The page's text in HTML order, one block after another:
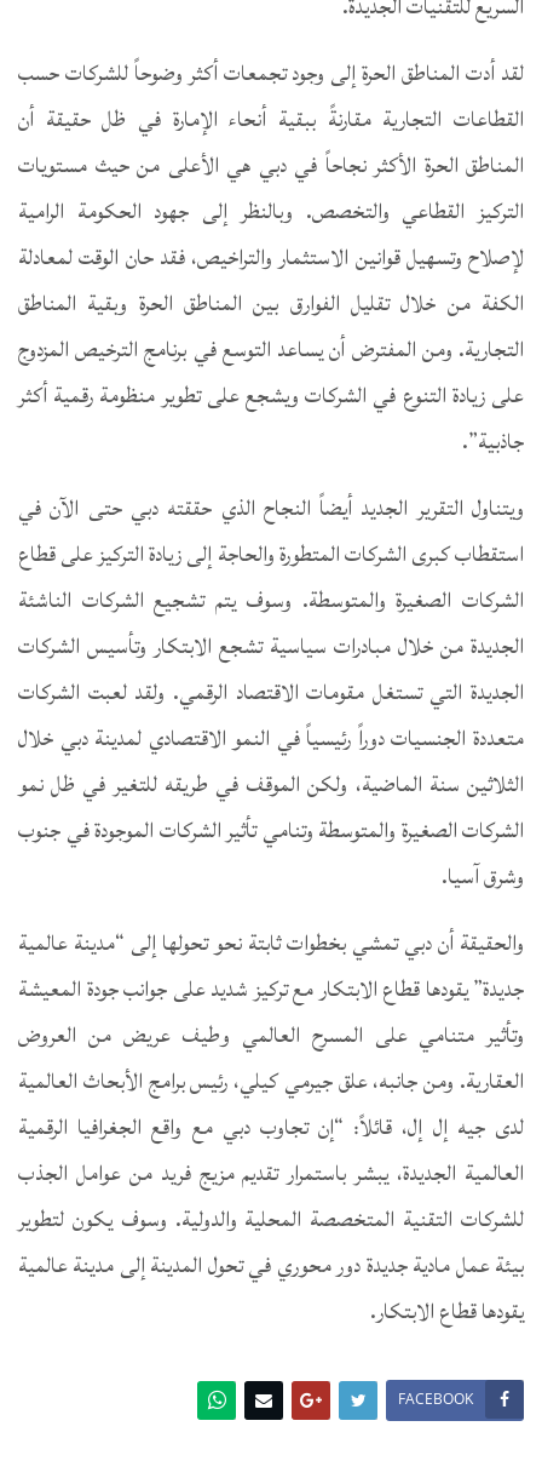
لقد أدت المناطق الحرة إلى وجود تجمعات أكثر وضوحاً للشركات حسب
القطاعات التجارية مقارنةً ببقية أنحاء الإمارة في ظل حقيقة أن
المناطق الحرة الأكثر نجاحاً في دبي هي الأعلى من حيث مستويات
التركيز القطاعي والتخصص. وبالنظر إلى جهود الحكومة الرامية
لإصلاح وتسهيل قوانين الاستثمار والتراخيص، فقد حان الوقت لمعادلة
الكفة من خلال تقليل الفوارق بين المناطق الحرة وبقية المناطق
التجارية. ومن المفترض أن يساعد التوسع في برنامج الترخيص المزدوج
على زيادة التنوع في الشركات ويشجع على تطوير منظومة رقمية أكثر
جاذبية”.
ويتناول التقرير الجديد أيضاً النجاح الذي حققته دبي حتى الآن في
استقطاب كبرى الشركات المتطورة والحاجة إلى زيادة التركيز على قطاع
الشركات الصغيرة والمتوسطة. وسوف يتم تشجيع الشركات الناشئة
الجديدة من خلال مبادرات سياسية تشجع الابتكار وتأسيس الشركات
الجديدة التي تستغل مقومات الاقتصاد الرقمي. ولقد لعبت الشركات
متعددة الجنسيات دوراً رئيسياً في النمو الاقتصادي لمدينة دبي خلال
الثلاثين سنة الماضية، ولكن الموقف في طريقه للتغير في ظل نمو
الشركات الصغيرة والمتوسطة وتنامي تأثير الشركات الموجودة في جنوب
وشرق آسيا.
والحقيقة أن دبي تمشي بخطوات ثابتة نحو تحولها إلى “مدينة عالمية
جديدة” يقودها قطاع الابتكار مع تركيز شديد على جوانب جودة المعيشة
وتأثير متنامي على المسرح العالمي وطيف عريض من العروض
العقارية. ومن جانبه، علق جيرمي كيلي، رئيس برامج الأبحاث العالمية
لدى جيه إل إل، قائلاً: “إن تجاوب دبي مع واقع الجغرافيا الرقمية
العالمية الجديدة، يبشر باستمرار تقديم مزيج فريد من عوامل الجذب
للشركات التقنية المتخصصة المحلية والدولية. وسوف يكون لتطوير
بيئة عمل مادية جديدة دور محوري في تحول المدينة إلى مدينة عالمية
يقودها قطاع الابتكار.
FACEBOOK